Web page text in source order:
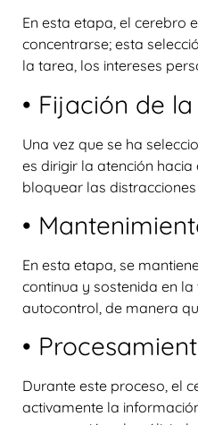
En esta etapa, el cerebro
concentrarse; esta
la tarea, los intereses
• Fijación de
Una vez que se ha
es dirigir la atención
bloquear las
•
En esta etapa, se
continua y sostenida en
autocontrol, de manera
•
Durante este proceso, el
activamente la